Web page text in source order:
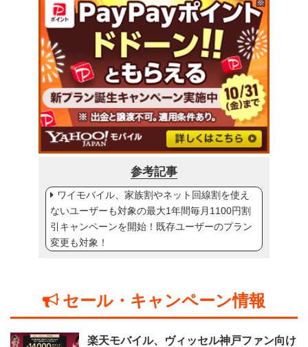
参考記事
ワイモバイル、家族割やネット回線割を使え
ないユーザーも対象の最大1年間毎月1100円割
引キャンペーンを開始！既存ユーザーのプラン
変更も対象！
セール・キャンペーン情報
楽天モバイル、ヴィッセル神戸ファン向け